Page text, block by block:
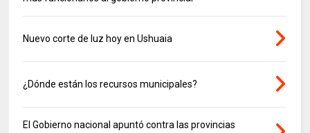
Nuevo corte de luz hoy en Ushuaia
¿Dónde están los recursos municipales?
El Gobierno nacional apuntó contra las provincias